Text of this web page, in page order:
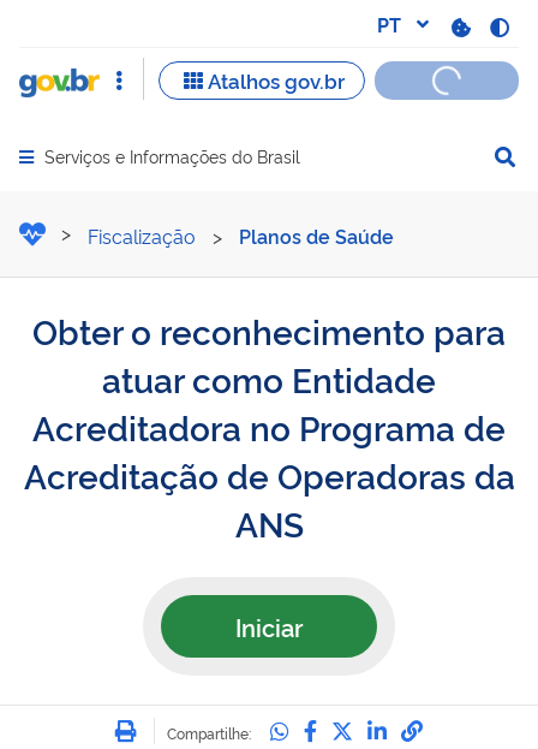
Abrir menu principal de navegação
Serviços e Informações do Brasil
Obter o reconhecimento
Fiscalização > Planos de Saúde
Obter o reconhecimento para
atuar como Entidade
Acreditadora no Programa de
Acreditação de Operadoras da
ANS
Iniciar
Imprimir
Compartilhe: Compartilhe no
Compartilhe no
Compartilhe no
Compartilhe